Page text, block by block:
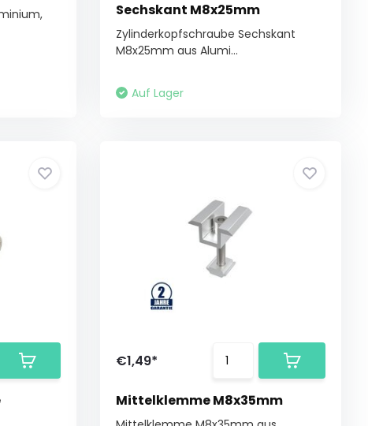
Sechskant M8x25mm
Zylinderkopfschraube Sechskant
M8x25mm aus Alumi...
Auf Lager
€1,49*
Mittelklemme M8x35mm